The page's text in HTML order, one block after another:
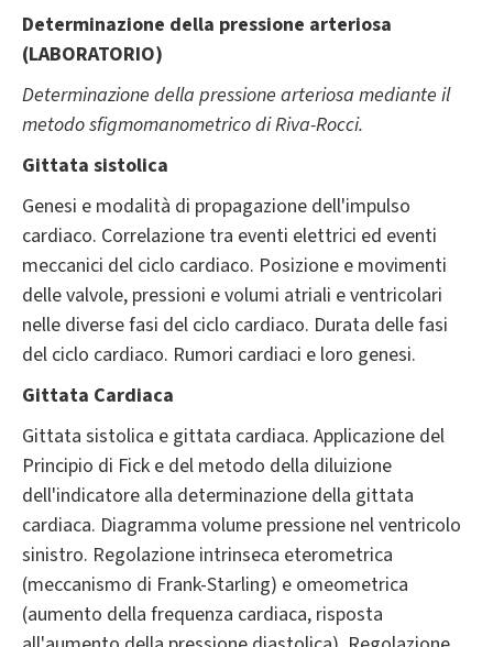
Determinazione della pressione arteriosa
(LABORATORIO)
Determinazione della pressione arteriosa mediante il
metodo sfigmomanometrico di Riva-Rocci.
Gittata sistolica
Genesi e modalità di propagazione dell'impulso
cardiaco. Correlazione tra eventi elettrici ed eventi
meccanici del ciclo cardiaco. Posizione e movimenti
delle valvole, pressioni e volumi atriali e ventricolari
nelle diverse fasi del ciclo cardiaco. Durata delle fasi
del ciclo cardiaco. Rumori cardiaci e loro genesi.
Gittata Cardiaca
Gittata sistolica e gittata cardiaca. Applicazione del
Principio di Fick e del metodo della diluizione
dell'indicatore alla determinazione della gittata
cardiaca. Diagramma volume pressione nel ventricolo
sinistro. Regolazione intrinseca eterometrica
(meccanismo di Frank-Starling) e omeometrica
(aumento della frequenza cardiaca, risposta